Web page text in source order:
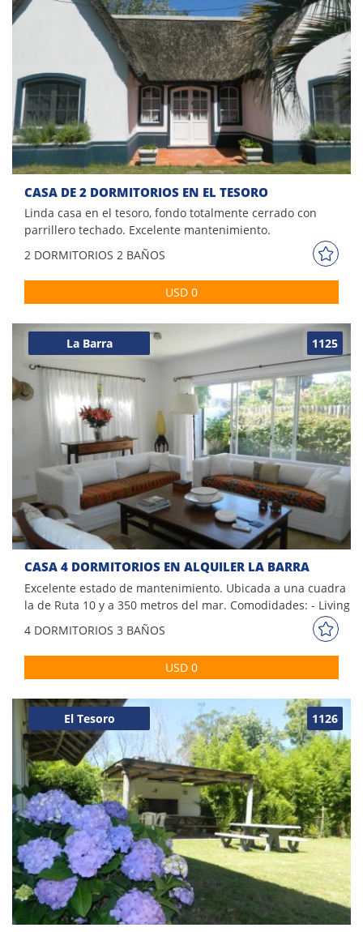
CASA DE 2 DORMITORIOS EN EL TESORO
Linda casa en el tesoro, fondo totalmente cerrado con
parrillero techado. Excelente mantenimiento.
Comodidades: - Living - comedor - Cocina - 1 dormitorio con
3 camas de una plaza - 1 dormitorio con cama matrimonial
en suite. - 2 baños WIFI Prepago
2 DORMITORIOS 2 BAÑOS
USD 0
1125
La Barra
CASA 4 DORMITORIOS EN ALQUILER LA BARRA
Excelente estado de mantenimiento. Ubicada a una cuadra
la de Ruta 10 y a 350 metros del mar. Comodidades: - Living
súper luminoso con vista al jardín - Comedor - Cocina con
comedor diario - 1 toilette - 2 dormitorios en suite - 2
dormitorios más con un baño - Dependencia de servicio
con comedor, cocina y un baño. - Fondo cerrado con
4 DORMITORIOS 3 BAÑOS
USD 0
1126
El Tesoro